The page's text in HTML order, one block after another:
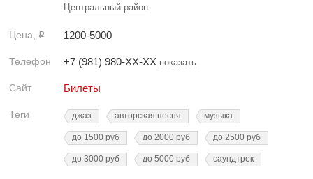
Центральный район
Цена, Р 1200-5000
Телефон +7 (981) 980-XX-XX показать
Сайт Билеты
Теги джаз авторская песня музыка
до 1500 руб до 2000 руб до 2500 руб
до 3000 руб до 5000 руб саундтрек